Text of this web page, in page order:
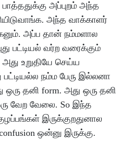
அப்புறம் அந்த
அந்த வாக்காளர்
அப்ப தான் நம்மளால
பட்டியல் வர்ற வரைக்கும்
உறுதியே செய்ய
பட்டியல்ல நம்ம பேரு இல்லனா
ஒரு தனி form. அது ஒரு தனி
வேற வேலை. So இந்த
இருக்குறதுனால
ஒன்னு இருக்கு.